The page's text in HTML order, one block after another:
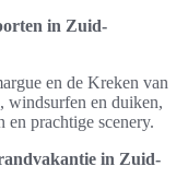
in Zuid-
en de Kreken van
windsurfen en duiken,
en prachtige scenery.
in Zuid-